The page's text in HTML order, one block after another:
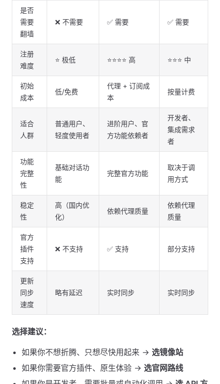
是否
需要
翻墙
❌ 不需要 ✅ 需要 ✅ 需要
注册
难度
⭐ 极低 ⭐⭐⭐⭐ 高 ⭐⭐⭐ 中
初始
成本
低/免费
代理 + 订阅成
本
按量计费
适合
人群
普通用户、
轻度使用者
进阶用户、官
方功能依赖者
开发者、
集成需求
者
功能
完整
性
基础对话功
能
完整官方功能
取决于调
用方式
稳定
性
高（国内优
化）
依赖代理质量
依赖代理
质量
官方
插件
支持
❌ 不支持 ✅ 支持 部分支持
更新
同步
速度
略有延迟 实时同步 实时同步
选择建议：
如果你不想折腾、只想尽快用起来 → 选镜像站
如果你需要官方插件、原生体验 → 选官网路线